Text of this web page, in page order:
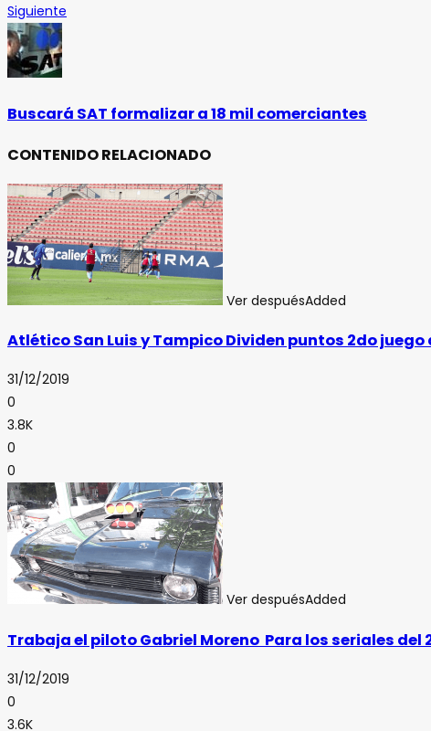
Siguiente
Buscará SAT formalizar a 18 mil comerciantes
CONTENIDO RELACIONADO
Ver despuésAdded
Atlético San Luis y Tampico Dividen puntos 2do
31/12/2019
0
3.8K
0
0
Ver despuésAdded
Trabaja el piloto Gabriel Moreno Para los seriales del
31/12/2019
0
3.6K